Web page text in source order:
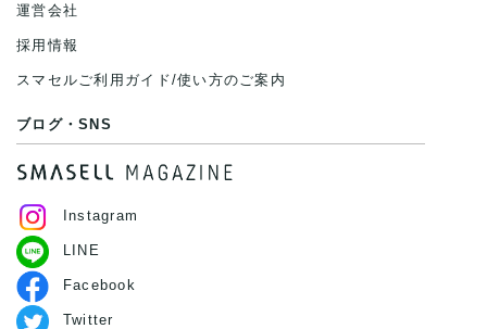
運営会社
採用情報
スマセルご利用ガイド/使い方のご案内
ブログ・SNS
Instagram
LINE
Facebook
Twitter